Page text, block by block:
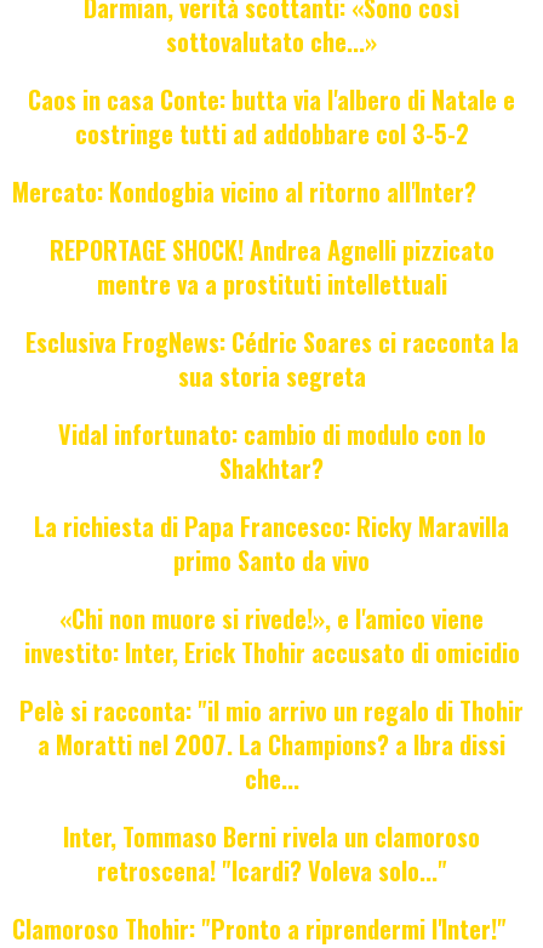
sottovalutato che...»
Caos in casa Conte: butta via l'albero di Natale e
costringe tutti ad addobbare col 3-5-2
Mercato: Kondogbia vicino al ritorno all'Inter?
REPORTAGE SHOCK! Andrea Agnelli pizzicato
mentre va a prostituti intellettuali
Esclusiva FrogNews: Cédric Soares ci racconta la
sua storia segreta
Vidal infortunato: cambio di modulo con lo
Shakhtar?
La richiesta di Papa Francesco: Ricky Maravilla
primo Santo da vivo
«Chi non muore si rivede!», e l'amico viene
investito: Inter, Erick Thohir accusato di omicidio
Pelè si racconta: "il mio arrivo un regalo di Thohir
a Moratti nel 2007. La Champions? a Ibra dissi
che...
Inter, Tommaso Berni rivela un clamoroso
retroscena! "Icardi? Voleva solo..."
Clamoroso Thohir: "Pronto a riprendermi l'Inter!"